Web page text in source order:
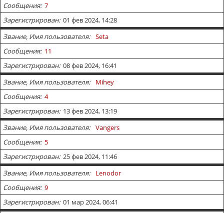
Сообщения 7
Зарегистрирован 01 фев 2024, 14:28
Звание, Имя пользователя
Seta
Сообщения 11
Зарегистрирован 08 фев 2024, 16:41
Звание, Имя пользователя
Mihey
Сообщения 4
Зарегистрирован 13 фев 2024, 13:19
Звание, Имя пользователя
Vangers
Сообщения 5
Зарегистрирован 25 фев 2024, 11:46
Звание, Имя пользователя
Lenodor
Сообщения 9
Зарегистрирован 01 мар 2024, 06:41